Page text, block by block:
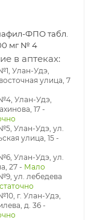
ФПО табл.
мг № 4
в аптеках:
Улан-Удэ,
улица, 7
Улан-Удэ,
17 -
Улан-Удэ, ул.
улица, 15-
Улан-Удэ, ул.
27 - Мало
ул. лебедева
г. Улан-Удэ,
д. 36 -